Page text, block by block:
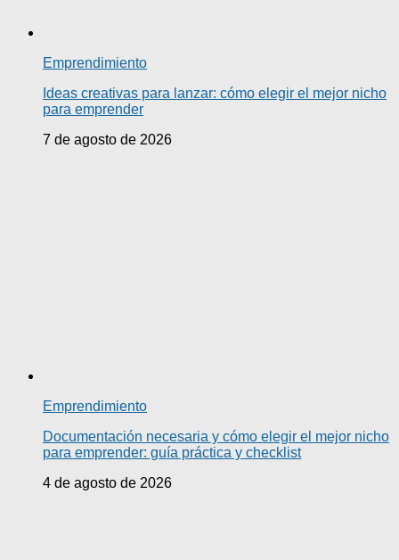
Emprendimiento
Ideas creativas para lanzar: cómo elegir el mejor nicho
para emprender
7 de agosto de 2026
Emprendimiento
Documentación necesaria y cómo elegir el mejor nicho
para emprender: guía práctica y checklist
4 de agosto de 2026